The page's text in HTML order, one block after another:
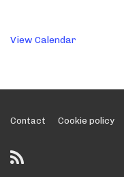
View Calendar
Footer
Menu
Contact Cookie policy